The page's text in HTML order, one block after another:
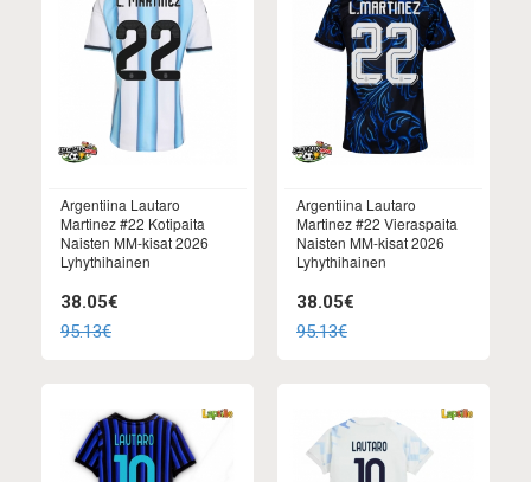
Argentiina Lautaro
Martinez #22 Kotipaita
Naisten MM-kisat 2026
Lyhythihainen
38.05€
95.13€
Argentiina Lautaro
Martinez #22 Vieraspaita
Naisten MM-kisat 2026
Lyhythihainen
38.05€
95.13€